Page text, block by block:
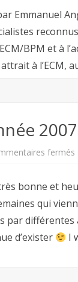
:
Emmanuel
BPM et à
à l’ECM,
fermés
/
bonne et
qui
par
d’exister
I